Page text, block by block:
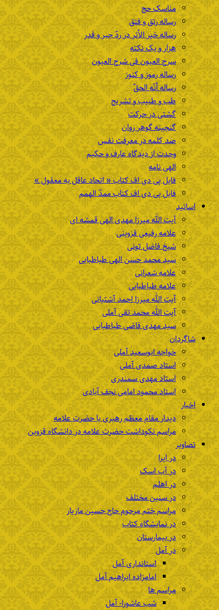
مناسک حج
رساله رتق و فتق
رساله خیر الأثر در ردّ جبر و قدر
هزار و یک نکته
سرح العیون فی شرح العیون
رساله رموز و کنوز
رساله أنّه الحقّ
طب و طبیب و تشریح
گشتی در حرکت
گنجینه گوهر روان
صد کلمه در معرفت نفس
وحدت از دیدگاه عارف و حکیم
الهی نامه
فایل پی دی اف کتاب « اتحاد عاقل به معقول »
فایل پی دی اف کتاب ممدّ الهمم
اساتید
آیت الله میرزا مهدی الهی قمشه ای
علامه رفیعی قزوینی
شیخ فاضل تونی
سید محمد حسن الهی طباطبایی
علامه شعرانی
علامه طباطبایی
آیت الله میرزا احمد آشتیانی
آیت الله محمد تقی آملی
سید مهدی قاضی طباطبایی
شاگردان
خواجه ابوسعید آملی
استاد صمدی آملی
استاد مهدی سمندری
استاد محمود امامی نجف آبادی
اخبار
دیدار مقام معظم رهبری با حضرت علامه
مراسم نکوداشت حضرت علامه در دانشگاه قزوین
تصاویر
در ایرا
در آب اسک
در اهلم
در سنین مختلف
مراسم ختم مرحوم حاج حسین مازیار
در نمایشگاه کتاب
در بیمارستان
در آمل
استانداری آمل
امامزاده ابراهیم آمل
مراسم ها
شب عاشورا- آمل